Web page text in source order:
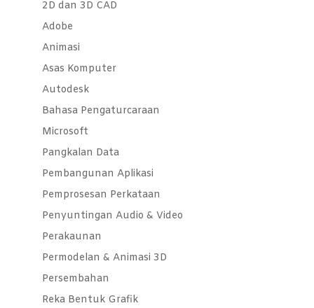
2D dan 3D CAD
Adobe
Animasi
Asas Komputer
Autodesk
Bahasa Pengaturcaraan
Microsoft
Pangkalan Data
Pembangunan Aplikasi
Pemprosesan Perkataan
Penyuntingan Audio & Video
Perakaunan
Permodelan & Animasi 3D
Persembahan
Reka Bentuk Grafik